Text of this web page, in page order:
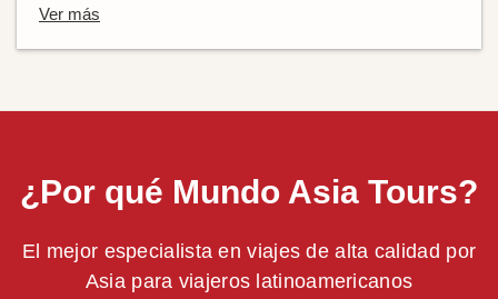
Ver más
¿Por qué Mundo Asia Tours?
El mejor especialista en viajes de alta calidad por
Asia para viajeros latinoamericanos